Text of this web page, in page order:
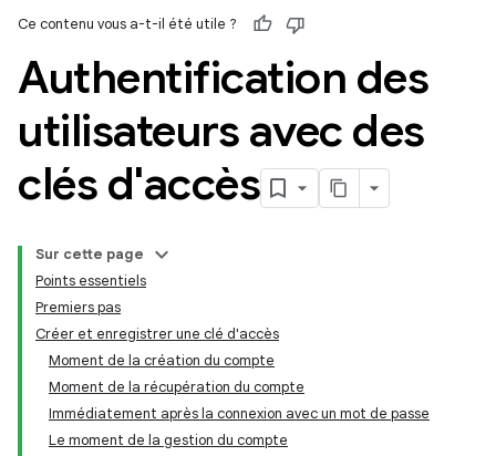
Ce contenu vous a-t-il été utile ?
Authentification des
utilisateurs avec des
clés d'accès
Sur cette page
Points essentiels
Premiers pas
Créer et enregistrer une clé d'accès
Moment de la création du compte
Moment de la récupération du compte
Immédiatement après la connexion avec un mot de passe
Le moment de la gestion du compte